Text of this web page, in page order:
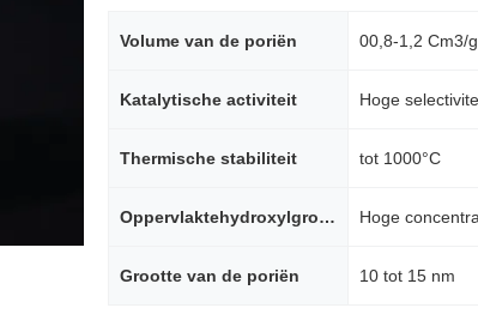
Volume van de poriën 00,8-1,2 Cm3/g
Katalytische activiteit
Thermische stabiliteit tot 1000°C
Oppervlaktehydroxylgroepen
Grootte van de poriën 10 tot 15 nm